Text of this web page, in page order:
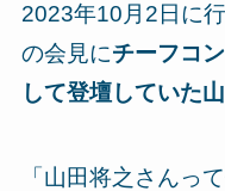
2023年10月2日に
の会見にチーフコ
して登壇していた
「山田将之さんっ